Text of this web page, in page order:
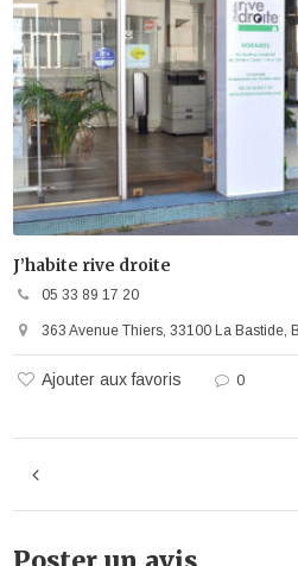
J’habite rive droite
05 33 89 17 20
363 Avenue Thiers, 33100 La Bastide,
Ajouter aux favoris 0